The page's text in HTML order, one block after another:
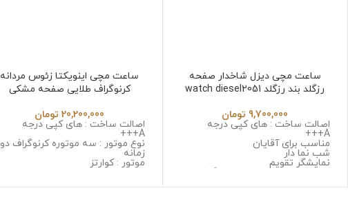
ساعت مچی دیزل شاخدار صفحه
رزگلد بند رزگلد watch diesel2051
9,700,000 تومان
اصالت ساخت : های کپی درجه
A+++
مناسب برای آقایان
شب نما دار
نمایشگر تقویم
نوع موتور : سه موتوره کرنوگراف
جنس قاب : استینلس استیل ضد
ساعت مچی اینویکتا زئوس مردانه
کرنوگراف طلایی صفحه مشکی
20,200,000 تومان
اصالت ساخت : های کپی درجه
A+++
نوع موتور : سه موتوره کرنوگراف دو
زمانه
موتور : کوارتز
جنس شیشه : سافایر ضد خش